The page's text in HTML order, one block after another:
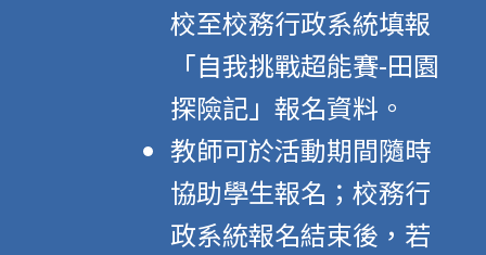
校至校務行政系統填報
「自我挑戰超能賽-田園
探險記」報名資料。
教師可於活動期間隨時
協助學生報名；校務行
政系統報名結束後，若